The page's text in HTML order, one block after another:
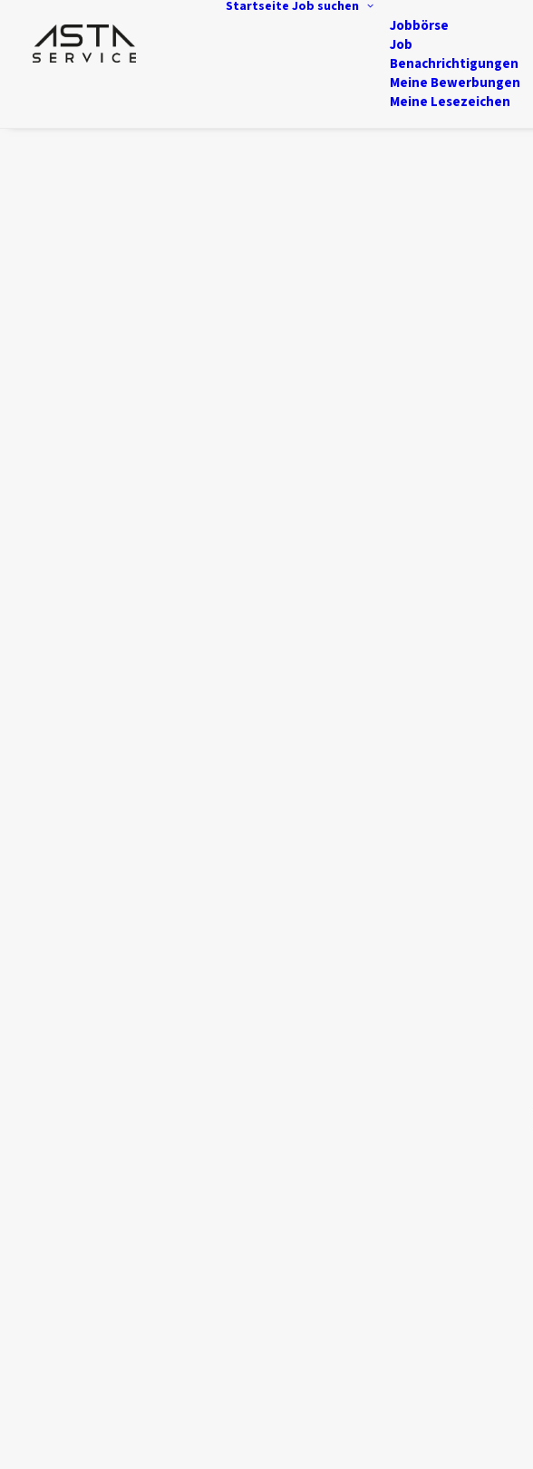
Startseite Job suchen
Jobbörse
Job
Benachrichtigungen
Meine Bewerbungen
Meine Lesezeichen